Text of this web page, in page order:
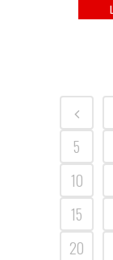
5
10
15
20